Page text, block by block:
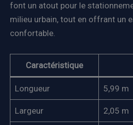
font un atout pour le
milieu urbain, tout en offrant un
confortable.
Caractéristique
Longueur 5,99 m
Largeur 2,05 m